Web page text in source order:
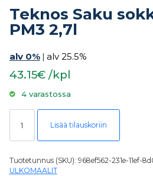
Teknos Saku
PM3 2,7l
alv 0% | alv 25.5%
43.15€ /kpl
4 varastossa
Teknos Saku sokkelimaali PM3 2,7l määrä
Lisää tilauskoriin
Tuotetunnus (SKU): 968ef562-231e-11ef-
ULKOMAALIT